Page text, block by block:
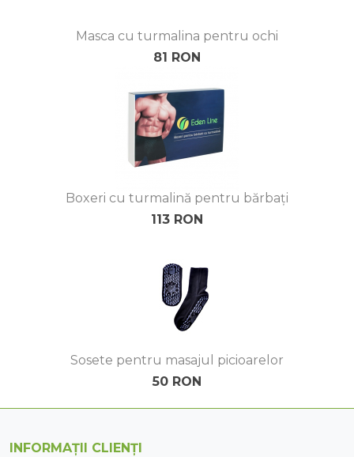
Masca cu turmalina pentru ochi
81 RON
Boxeri cu turmalină pentru bărbați
113 RON
Sosete pentru masajul picioarelor
50 RON
INFORMAȚII CLIENȚI